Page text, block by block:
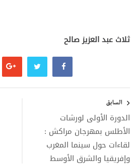
ثلاث عبد العزيز صالح
المقالات
السابق
الدورة الأولى لورشات
الأطلس بمهرجان مراكش :
لقاءات حول سينما المغرب
وإفريقيا والشرق الأوسط